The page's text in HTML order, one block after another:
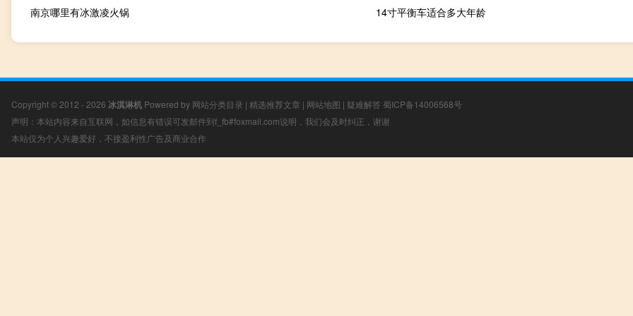
南京哪里有冰激凌火锅 14寸平衡车适合多大年龄
Copyright © 2012 - 2026 冰淇淋机 Powered by 网站分类目录 | 精选推荐文章 | 网站地图 | 疑难解答 蜀ICP备14006568号
声明：本站内容来自互联网，如信息有错误可发邮件到f_fb#foxmail.com说明，我们会及时纠正，谢谢
本站仅为个人兴趣爱好，不接盈利性广告及商业合作